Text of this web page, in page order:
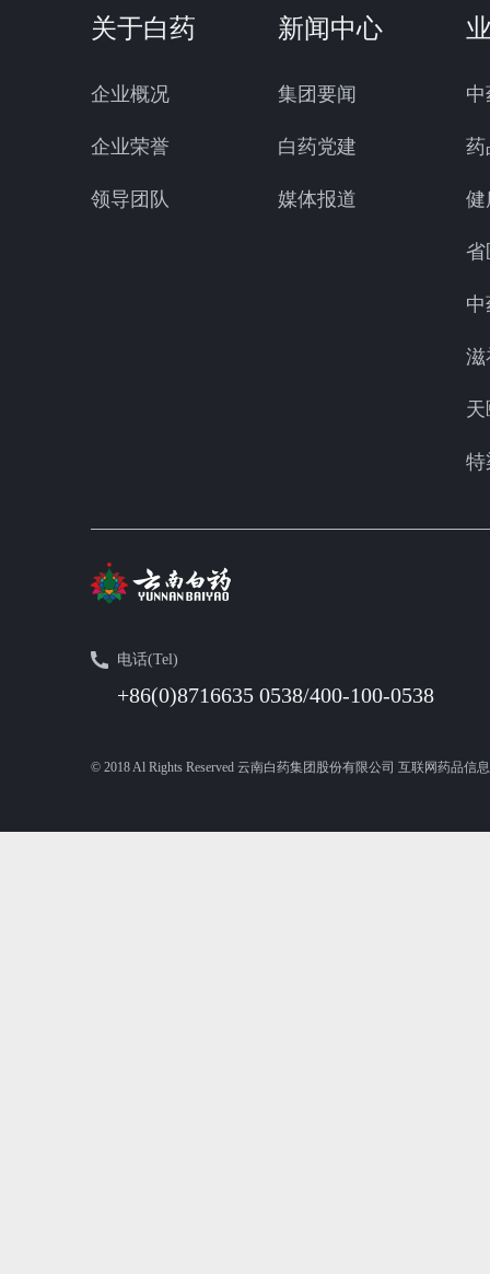
关于白药
企业概况
企业荣誉
领导团队
新闻中心
集团要闻
白药党建
媒体报道
药
健
省
滋
特
电话(Tel)
+86(0)8716635 0538/400-100-0538
© 2018 Al Rights Reserved 云南白药集团股份有限公司 互联网药品信